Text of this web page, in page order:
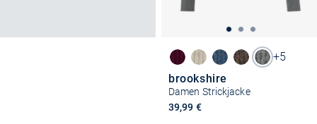
+5
brookshire
Damen Strickjacke
39,99 €